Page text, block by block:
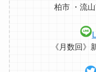
柏市 ・流
《月数回》